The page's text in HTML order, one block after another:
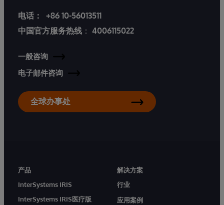
电话：
+86 10-56013511
中国官方服务热线 ： 4006115022
一般咨询
电子邮件咨询
全球办事处
产品
InterSystems IRIS
InterSystems IRIS医疗版
解决方案
行业
应用案例